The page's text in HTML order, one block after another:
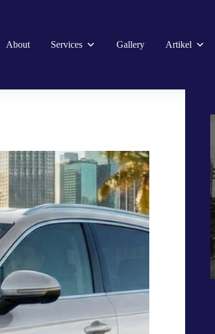
About Services Gallery Artikel